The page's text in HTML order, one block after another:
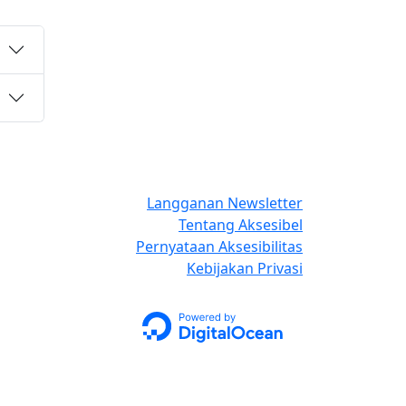
Langganan Newsletter
Tentang Aksesibel
Pernyataan Aksesibilitas
Kebijakan Privasi